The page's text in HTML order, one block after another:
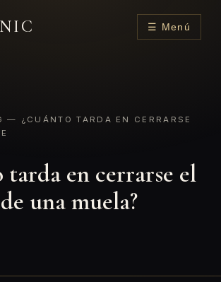
☰ Menú
— ¿CUÁNTO TARDA EN CERRARSE
tarda en cerrarse el
una muela?